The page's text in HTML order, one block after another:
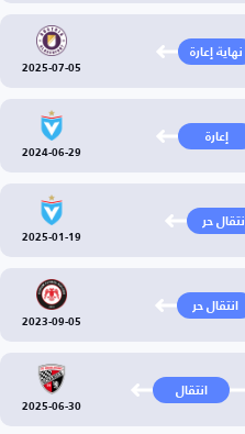
نهاية إعارة
2025-07-05
إعارة
2024-06-29
انتقال حر
2025-01-19
انتقال حر
2023-09-05
انتقال
2025-06-30